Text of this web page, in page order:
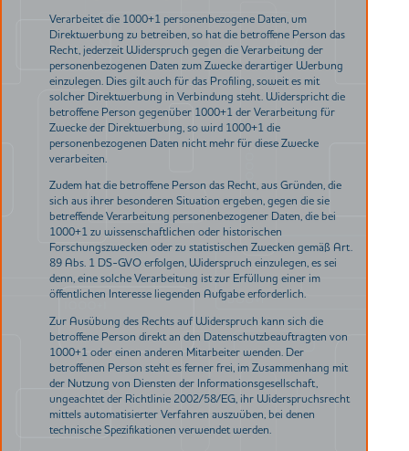
Verarbeitet die 1000+1 personenbezogene Daten, um
Direktwerbung zu betreiben, so hat die betroffene Person das
Recht, jederzeit Widerspruch gegen die Verarbeitung der
personenbezogenen Daten zum Zwecke derartiger Werbung
einzulegen. Dies gilt auch für das Profiling, soweit es mit
solcher Direktwerbung in Verbindung steht. Widerspricht die
betroffene Person gegenüber 1000+1 der Verarbeitung für
Zwecke der Direktwerbung, so wird 1000+1 die
personenbezogenen Daten nicht mehr für diese Zwecke
verarbeiten.
Zudem hat die betroffene Person das Recht, aus Gründen, die
sich aus ihrer besonderen Situation ergeben, gegen die sie
betreffende Verarbeitung personenbezogener Daten, die bei
1000+1 zu wissenschaftlichen oder historischen
Forschungszwecken oder zu statistischen Zwecken gemäß Art.
89 Abs. 1 DS-GVO erfolgen, Widerspruch einzulegen, es sei
denn, eine solche Verarbeitung ist zur Erfüllung einer im
öffentlichen Interesse liegenden Aufgabe erforderlich.
Zur Ausübung des Rechts auf Widerspruch kann sich die
betroffene Person direkt an den Datenschutzbeauftragten von
1000+1 oder einen anderen Mitarbeiter wenden. Der
betroffenen Person steht es ferner frei, im Zusammenhang mit
der Nutzung von Diensten der Informationsgesellschaft,
ungeachtet der Richtlinie 2002/58/EG, ihr Widerspruchsrecht
mittels automatisierter Verfahren auszuüben, bei denen
technische Spezifikationen verwendet werden.